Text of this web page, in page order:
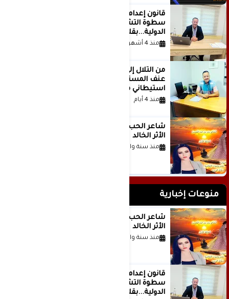
قانون إعدام الأسرى الفلسطينيين: بين
سطوة التشريع وانهيار منظومة العدالة
الدولية...بقلم الدكتور وسيم وني
منذ 4 أشهر
من التلال إلى السيطرة.. كيف تحول
عنف المستوطنين إلى مشروع
استيطاني منظم؟
منذ 4 أيام
الأثر الخالد
منذ سنة واحدة
منوعات إخبارية
الأثر الخالد
منذ سنة واحدة
قانون إعدام الأسرى الفلسطينيين: بين
سطوة التشريع وانهيار منظومة العدالة
الدولية...بقلم الدكتور وسيم وني